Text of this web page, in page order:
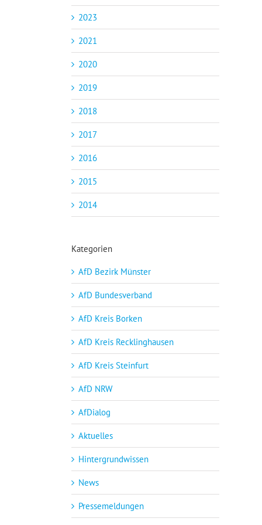
2023
2021
2020
2019
2018
2017
2016
2015
2014
Kategorien
AfD Bezirk Münster
AfD Bundesverband
AfD Kreis Borken
AfD Kreis Recklinghausen
AfD Kreis Steinfurt
AfD NRW
AfDialog
Aktuelles
Hintergrundwissen
News
Pressemeldungen